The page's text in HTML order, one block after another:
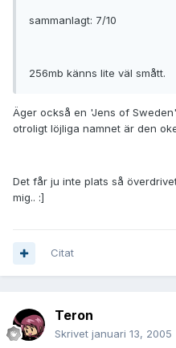
sammanlagt: 7/10
256mb känns lite väl smått.
Äger också en 'Jens of
otroligt löjliga namnet är den
Det får ju inte plats så
mig.. :]
Citat
Teron
Skrivet januari 13, 2005